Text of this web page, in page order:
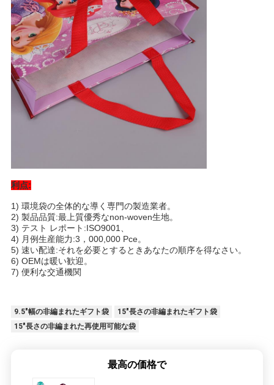
利点:
1) 環境袋の全体的な導く専門の製造業者。
2) 製品品質:最上質優秀なnon-woven生地。
3) テスト レポート:ISO9001、
4) 月例生産能力:3，000,000 Pce。
5) 速い配達:それを必要とするときあなたの順序を得なさい。
6) OEMは暖い歓迎。
7) 便利な交通機関
9.5"幅の非編まれたギフト袋
15"長さの非編まれたギフト袋
15"長さの非編まれた再使用可能な袋
最高の価格で